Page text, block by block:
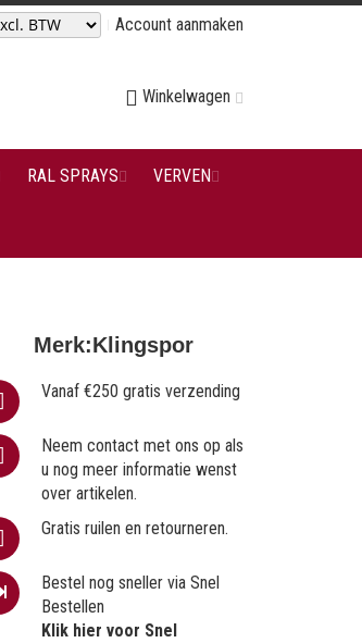
Account aanmaken
Winkelwagen
RAL SPRAYS VERVEN
Merk:Klingspor
Vanaf €250 gratis verzending
Neem contact met ons op als
u nog meer informatie wenst
over artikelen.
Gratis ruilen en retourneren.
Bestel nog sneller via Snel
Bestellen
Klik hier voor Snel